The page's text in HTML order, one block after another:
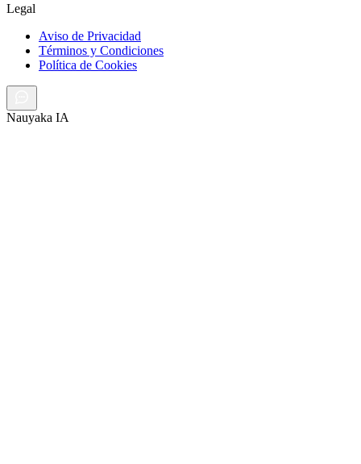
Legal
Aviso de Privacidad
Términos y Condiciones
Política de Cookies
Nauyaka IA